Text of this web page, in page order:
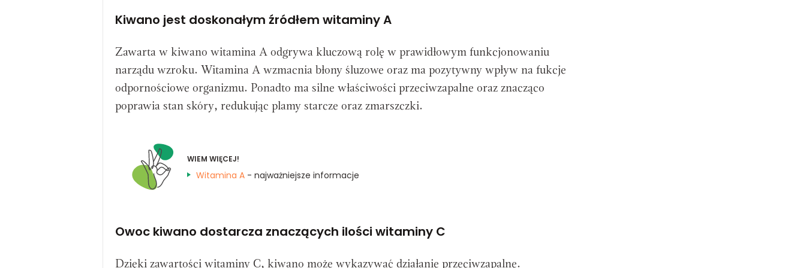
Kiwano jest doskonałym źródłem witaminy A
Zawarta w kiwano witamina A odgrywa kluczową rolę w prawidłowym funkcjonowaniu
narządu wzroku. Witamina A wzmacnia błony śluzowe oraz ma pozytywny wpływ na fukcje
odpornościowe organizmu. Ponadto ma silne właściwości przeciwzapalne oraz znacząco
poprawia stan skóry, redukując plamy starcze oraz zmarszczki.
WIEM WIĘCEJ!
Witamina A - najważniejsze informacje
Owoc kiwano dostarcza znaczących ilości witaminy C
Dzięki zawartości witaminy C, kiwano może wykazywać działanie przeciwzapalne.